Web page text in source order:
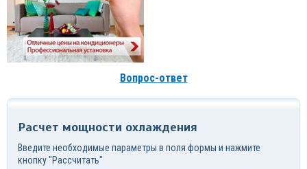
Вопрос-ответ
Расчет мощности охлаждения
Введите необходимые параметры в поля формы и нажмите
кнопку "Рассчитать"